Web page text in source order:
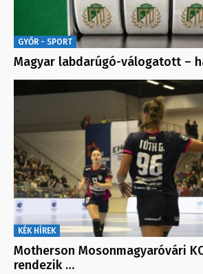
GYŐR - SPORT
Magyar labdarúgó-válogatott –
KÉK HÍREK
Motherson Mosonmagyaróvári
rendezik …